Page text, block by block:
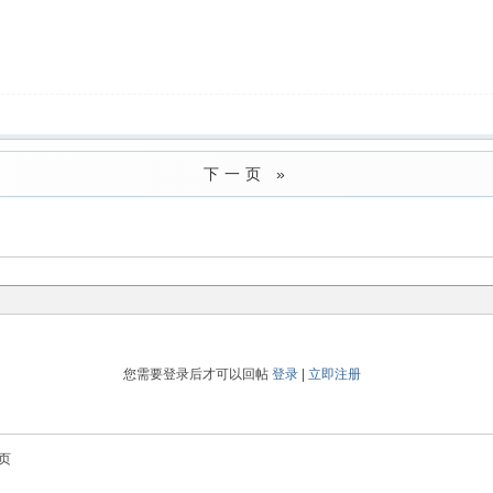
下一页 »
您需要登录后才可以回帖 登录| 立即注册